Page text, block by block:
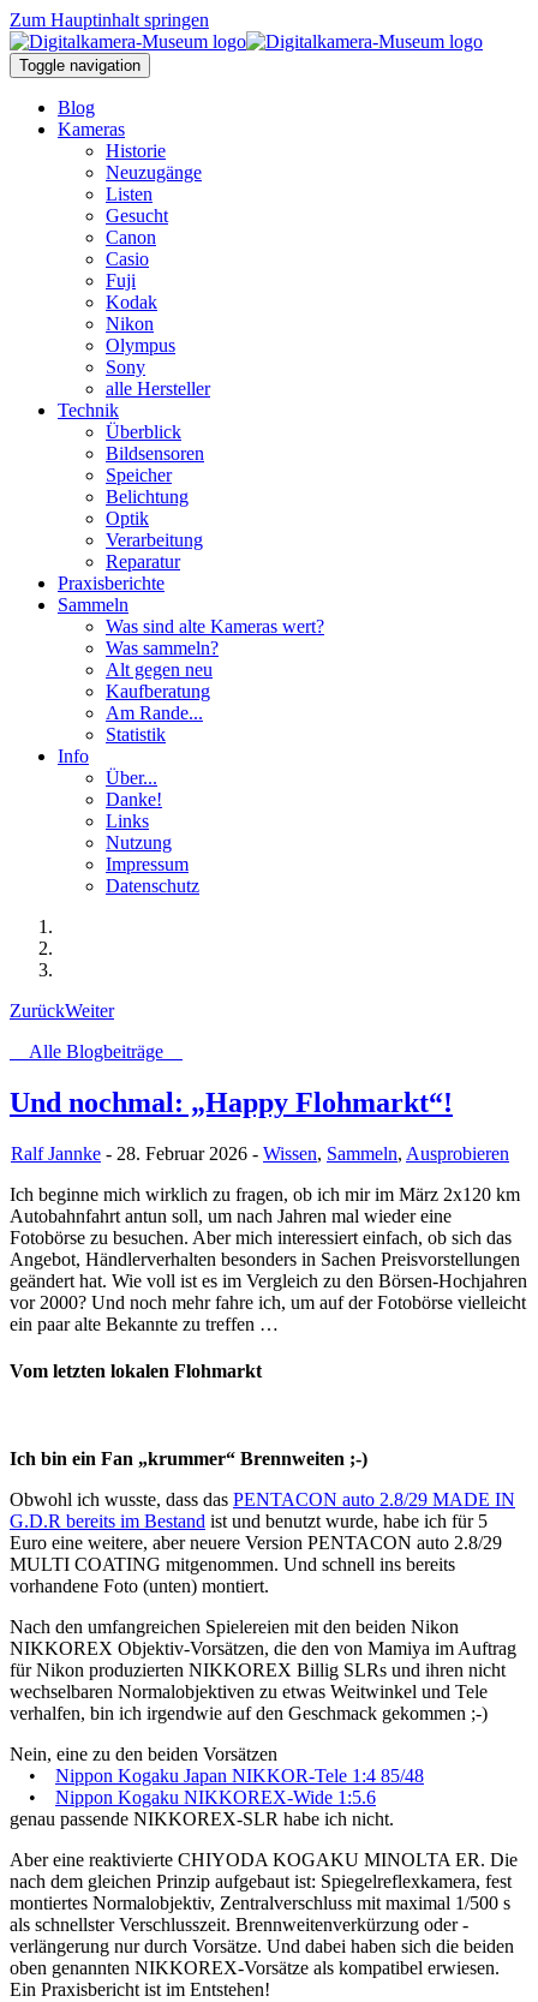
Zum Hauptinhalt springen
Toggle navigation
Blog
Kameras
Historie
Neuzugänge
Listen
Gesucht
Canon
Casio
Fuji
Kodak
Nikon
Olympus
Sony
alle Hersteller
Technik
Überblick
Bildsensoren
Speicher
Belichtung
Optik
Verarbeitung
Reparatur
Praxisberichte
Sammeln
Was sind alte Kameras wert?
Was sammeln?
Alt gegen neu
Kaufberatung
Am Rande...
Statistik
Info
Über...
Danke!
Links
Nutzung
Impressum
Datenschutz
ZurückWeiter
Alle Blogbeiträge
Und nochmal: „Happy Flohmarkt“!
Ralf Jannke - 28. Februar 2026 - Wissen, Sammeln, Ausprobieren
Ich beginne mich wirklich zu fragen, ob ich mir im März 2x120 km
Autobahnfahrt antun soll, um nach Jahren mal wieder eine
Fotobörse zu besuchen. Aber mich interessiert einfach, ob sich das
Angebot, Händlerverhalten besonders in Sachen Preisvorstellungen
geändert hat. Wie voll ist es im Vergleich zu den Börsen-Hochjahren
vor 2000? Und noch mehr fahre ich, um auf der Fotobörse vielleicht
ein paar alte Bekannte zu treffen …
Vom letzten lokalen Flohmarkt
Ich bin ein Fan „krummer“ Brennweiten ;-)
Obwohl ich wusste, dass das PENTACON auto 2.8/29 MADE IN
G.D.R bereits im Bestand ist und benutzt wurde, habe ich für 5
Euro eine weitere, aber neuere Version PENTACON auto 2.8/29
MULTI COATING mitgenommen. Und schnell ins bereits
vorhandene Foto (unten) montiert.
Nach den umfangreichen Spielereien mit den beiden Nikon
NIKKOREX Objektiv-Vorsätzen, die den von Mamiya im Auftrag
für Nikon produzierten NIKKOREX Billig SLRs und ihren nicht
wechselbaren Normalobjektiven zu etwas Weitwinkel und Tele
verhalfen, bin ich irgendwie auf den Geschmack gekommen ;-)
Nein, eine zu den beiden Vorsätzen
• Nippon Kogaku Japan NIKKOR-Tele 1:4 85/48
• Nippon Kogaku NIKKOREX-Wide 1:5.6
genau passende NIKKOREX-SLR habe ich nicht.
Aber eine reaktivierte CHIYODA KOGAKU MINOLTA ER. Die
nach dem gleichen Prinzip aufgebaut ist: Spiegelreflexkamera, fest
montiertes Normalobjektiv, Zentralverschluss mit maximal 1/500 s
als schnellster Verschlusszeit. Brennweitenverkürzung oder -
verlängerung nur durch Vorsätze. Und dabei haben sich die beiden
oben genannten NIKKOREX-Vorsätze als kompatibel erwiesen.
Ein Praxisbericht ist im Entstehen!